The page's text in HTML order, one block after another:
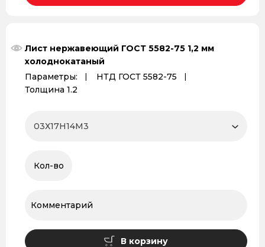
Лист нержавеющий ГОСТ 5582-75 1,2 мм
холоднокатаный
Параметры:
НТД ГОСТ 5582-75
Толщина 1.2
В корзину